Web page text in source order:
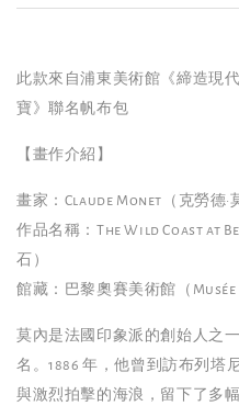
此款來自浦東美術館《締造現
寶》聯名帆布包
【畫作介紹】
畫家：Claude Monet（克勞德·
作品名稱：The Wild Coast at
石）
館藏：巴黎奧賽美術館（Musée
莫內是法國印象派的創始人之
名。1886 年，他曾到訪布列塔
與激烈拍擊的海浪，留下了多